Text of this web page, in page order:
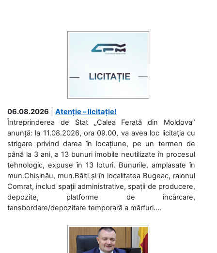
06.08.2026
Atenție – licitație!
Întreprinderea de Stat „Calea Ferată din Moldova”
anunță: la 11.08.2026, ora 09.00, va avea loc licitaţia cu
strigare privind darea în locațiune, pe un termen de
până la 3 ani, a 13 bunuri imobile neutilizate în procesul
tehnologic, expuse în 13 loturi. Bunurile, amplasate în
mun.Chișinău, mun.Bălți și în localitatea Bugeac, raionul
Comrat, includ spații administrative, spații de producere,
depozite, platforme de încărcare,
tansbordare/depozitare temporară a mărfuri....